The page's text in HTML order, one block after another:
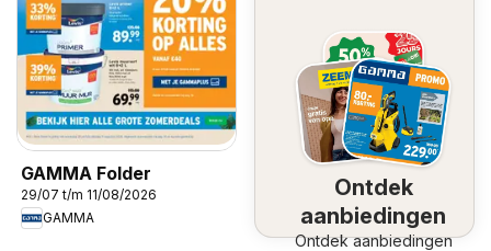
GAMMA Folder
29/07 t/m 11/08/2026
GAMMA
Ontdek
aanbiedingen
Ontdek aanbiedingen